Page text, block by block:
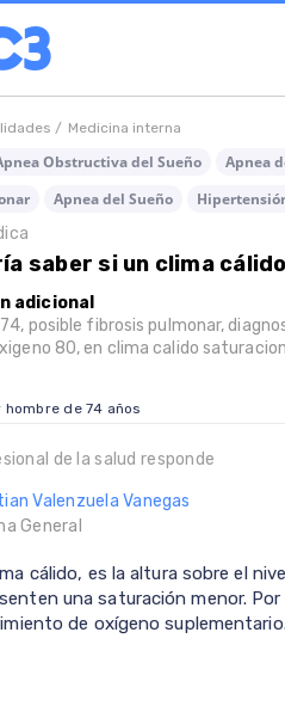
/ Medicina interna
Obstructiva del Sueño Apnea
Apnea del Sueño
saber si un clima
adicional
posible fibrosis pulmonar,
80, en clima calido
de 74 años
de la salud responde
Valenzuela Vanegas
General
cálido, es la altura sobre el
una saturación menor.
de oxígeno suplementario.